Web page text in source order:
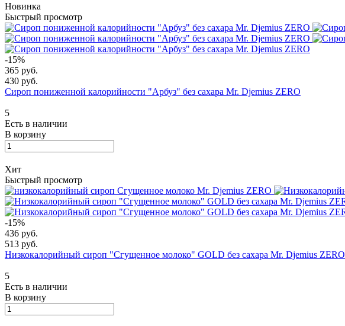
Новинка
Быстрый просмотр
-15%
365 руб.
430 руб.
Сироп пониженной калорийности "Арбуз" без сахара Mr. Djemius ZERO
5
Есть в наличии
В корзину
Хит
Быстрый просмотр
-15%
436 руб.
513 руб.
Низкокалорийный сироп "Сгущенное молоко" GOLD без сахара Mr. Djemius ZERO
5
Есть в наличии
В корзину